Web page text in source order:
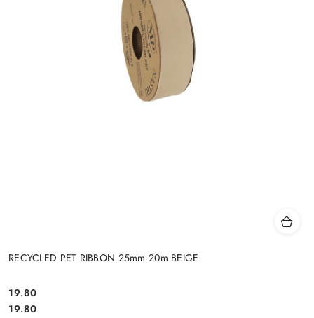
RECYCLED PET RIBBON 25mm 20m BEIGE
Cena:
19.80
Cena:
19.80